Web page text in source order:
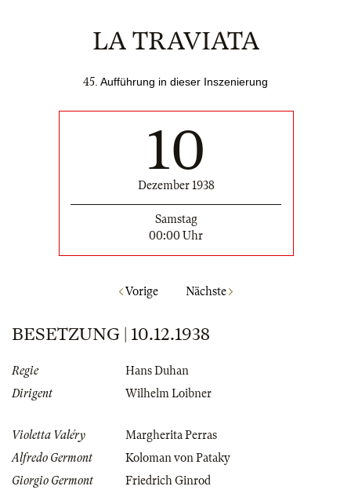
LA TRAVIATA
45 . Aufführung in dieser Inszenierung
10
Dezember 1938
Samstag
00:00 Uhr
Vorige Nächste
BESETZUNG | 10.12.1938
Regie
Hans Duhan
Dirigent
Wilhelm Loibner
Violetta Valéry
Margherita Perras
Alfredo Germont
Koloman von Pataky
Giorgio Germont
Friedrich Ginrod